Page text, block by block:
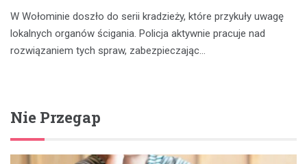
W Wołominie doszło do serii kradzieży, które przykuły uwagę
lokalnych organów ścigania. Policja aktywnie pracuje nad
rozwiązaniem tych spraw, zabezpieczając…
Nie Przegap